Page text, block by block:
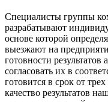
Специалисты группы
разрабатывают
основе которой
выезжают на
готовности
согласовать их в
готовится в срок от
качество результатов